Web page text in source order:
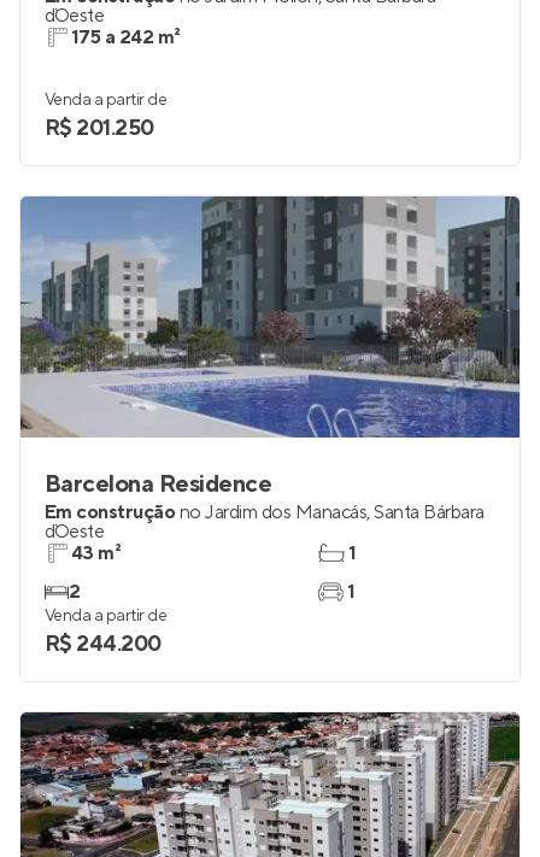
d`Oeste
175 a 242 m²
Venda a partir de
R$ 201.250
Barcelona Residence
Em construçãono Jardim dos Manacás,Santa Bárbara
d`Oeste
43 m²
2
1
1
Venda a partir de
R$ 244.200